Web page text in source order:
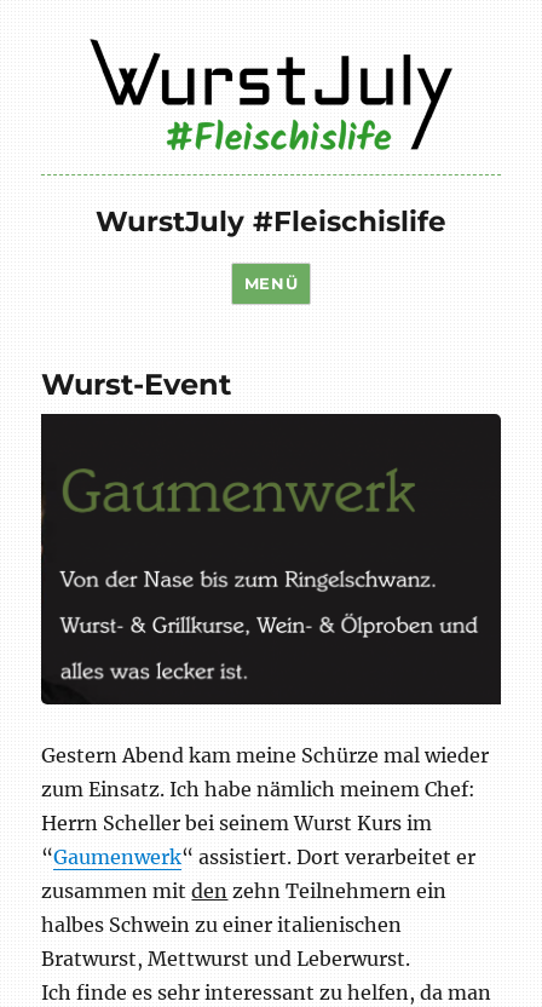
WurstJuly #Fleischislife
MENÜ
Wurst-Event
Gestern Abend kam meine Schürze mal wieder
zum Einsatz. Ich habe nämlich meinem Chef:
Herrn Scheller bei seinem Wurst Kurs im
“Gaumenwerk“ assistiert. Dort verarbeitet er
zusammen mitden zehn Teilnehmern ein
halbes Schwein zu einer italienischen
Bratwurst, Mettwurst und Leberwurst.
Ich finde es sehr interessant zu helfen, da man